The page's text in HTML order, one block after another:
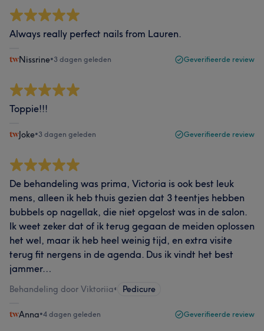
Always really perfect nails from Lauren.
Nissrine•3 dagen geleden Geverifieerde review
Toppie!!!
Joke•3 dagen geleden Geverifieerde review
De behandeling was prima, Victoria is ook best leuk
mens, alleen ik heb thuis gezien dat 3 teentjes hebben
bubbels op nagellak, die niet opgelost was in de salon.
Ik weet zeker dat of ik terug gegaan de meiden oplossen
het wel, maar ik heb heel weinig tijd, en extra visite
terug fit nergens in de agenda. Dus ik vindt het best
jammer…
Behandeling door Viktoriia• Pedicure
Anna•4 dagen geleden Geverifieerde review